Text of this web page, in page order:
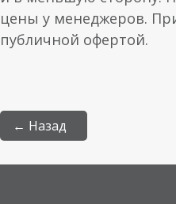
цены у менеджеров.
публичной офертой.
← Назад